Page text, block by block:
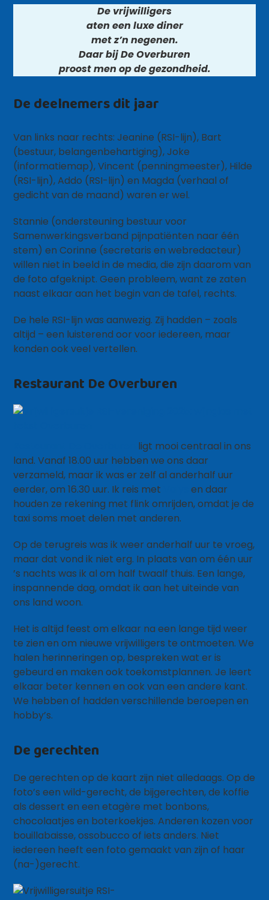
De vrijwilligers
aten een luxe diner
met z’n negenen.
Daar bij De Overburen
proost men op de gezondheid.
De deelnemers dit jaar
Van links naar rechts: Jeanine (RSI-lijn), Bart
(bestuur, belangenbehartiging), Joke
(informatiemap), Vincent (penningmeester), Hilde
(RSI-lijn), Addo (RSI-lijn) en Magda (verhaal of
gedicht van de maand) waren er wel.
Stannie (ondersteuning bestuur voor
Samenwerkingsverband pijnpatiënten naar één
stem) en Corinne (secretaris en webredacteur)
willen niet in beeld in de media, die zijn daarom van
de foto afgeknipt. Geen probleem, want ze zaten
naast elkaar aan het begin van de tafel, rechts.
De hele RSI-lijn was aanwezig. Zij hadden – zoals
altijd – een luisterend oor voor iedereen, maar
konden ook veel vertellen.
Restaurant De Overburen
ligt mooi centraal in ons
land. Vanaf 18.00 uur hebben we ons daar
verzameld, maar ik was er zelf al anderhalf uur
eerder, om 16.30 uur. Ik reis met
en daar
houden ze rekening met flink omrijden, omdat je de
taxi soms moet delen met anderen.
Op de terugreis was ik weer anderhalf uur te vroeg,
maar dat vond ik niet erg. In plaats van om één uur
’s nachts was ik al om half twaalf thuis. Een lange,
inspannende dag, omdat ik aan het uiteinde van
ons land woon.
Het is altijd feest om elkaar na een lange tijd weer
te zien en om nieuwe vrijwilligers te ontmoeten. We
halen herinneringen op, bespreken wat er is
gebeurd en maken ook toekomstplannen. Je leert
elkaar beter kennen en ook van een andere kant.
We hebben of hadden verschillende beroepen en
hobby’s.
De gerechten
De gerechten op de kaart zijn niet alledaags. Op de
foto’s een wild-gerecht, de bijgerechten, de koffie
als dessert en een etagère met bonbons,
chocolaatjes en boterkoekjes. Anderen kozen voor
bouillabaisse, ossobucco of iets anders. Niet
iedereen heeft een foto gemaakt van zijn of haar
(na-)gerecht.